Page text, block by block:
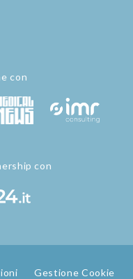
con
con
Gestione Cookie